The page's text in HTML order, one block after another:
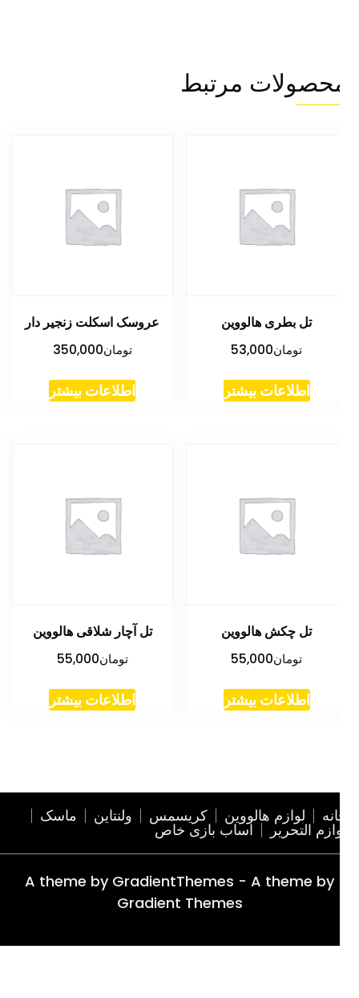
مرتبط
تل بطری هالووین
تومان53,000
اطلاعات بیشتر
عروسک اسکلت زنجیر دار
تومان350,000
اطلاعات بیشتر
تل چکش هالووین
تومان55,000
اطلاعات بیشتر
تل آچار شلاقی هالووین
تومان55,000
اطلاعات بیشتر
لوازم هالووین کریسمس ولنتاین ماسک
التحریر اساب بازی خاص
A theme by GradientThemes - A theme by
Gradient Themes